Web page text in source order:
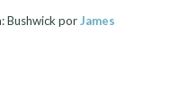
Bushwick por James